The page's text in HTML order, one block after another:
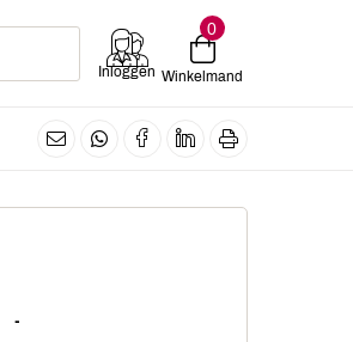
Inloggen
0
Winkelmand
-